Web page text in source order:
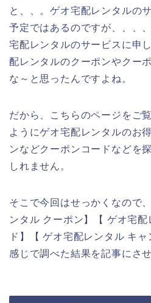
と、、。ゲオ宅配レンタルの
予定ではあるのですが、、、
宅配レンタルのサービスに申
配レンタルのクーポンやクー
な～と思ったんですよね。
だから、こちらのページをご
ようにゲオ宅配レンタルのお
ンなどクーポンコードなどを
しれません。
そこで今回はせっかくなので
ンタル クーポン】【 ゲオ宅
ド】【 ゲオ宅配レンタル キ
感じで調べた結果を記事にさ